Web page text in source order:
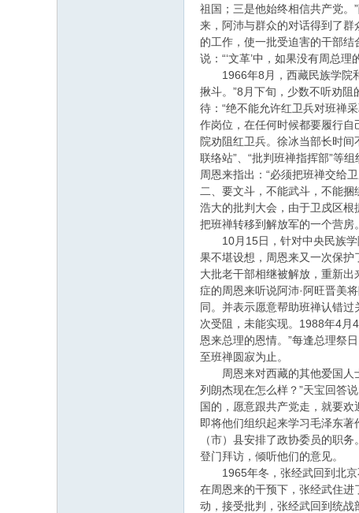
祖国；三是他始终相信共产党
来，阿沛与群众的对话得到了群
的工作，使一批受迫害的干部
说：“‘文革’中，如果没有周总
1966年8月，西藏民族学院和
揪斗。”8月下旬，少数不听劝
待：“绝不能允许红卫兵对班禅
作岗位，在任何时候都要履行
院劝阻红卫兵。徐冰当部长时
联络站”、“批判班禅指挥部”等
周恩来指出：“必须把班禅交给
二、要文斗，不能武斗，不能
浩大的批判大会，由于卫戍区根
把班禅转移到解放军的一个营房。
10月15日，针对中央民族学
果不堪设想，周恩来又一次保护
大批老干部相继被解放，重新
症的周恩来听说阿沛·阿旺晋美
同。并表示愿意帮助班禅认错
次受阻，未能实现。1988年4月
恩来总理的恩情。”每逢总理祭
至班禅圆寂为止。
周恩来对西藏的其他爱国人士
列朗杰现在怎么样？”天宝回答
国的，愿意跟共产党走，就要
即将他们组织起来学习毛泽东
（市）县安排了政协委员的职
登门拜访，倾听他们的意见。
1965年冬，张经武回到北京
在周恩来的干预下，张经武住
动，接受批判，张经武回到统战